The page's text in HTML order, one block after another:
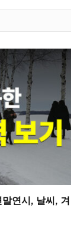
연시, 날씨, 겨